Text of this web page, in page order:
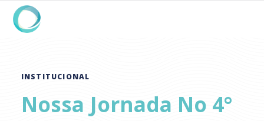
INSTITUCIONAL
Nossa Jornada No 4°